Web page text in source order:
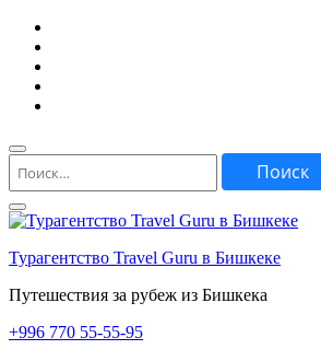
Перейти
содержимому
(нажмите
Enter)
Найти:
Турагентство Travel Guru в Бишкеке
Путешествия за рубеж из Бишкека
+996 770 55-55-95